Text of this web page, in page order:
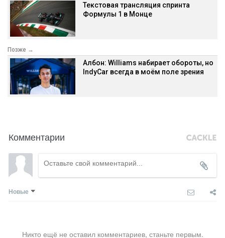
Текстовая трансляция спринта
Формулы 1 в Монце
Позже →
Албон: Williams набирает обороты, но
IndyCar всегда в моём поле зрения
Комментарии
Новые
Никто ещё не оставил комментариев, станьте первым.